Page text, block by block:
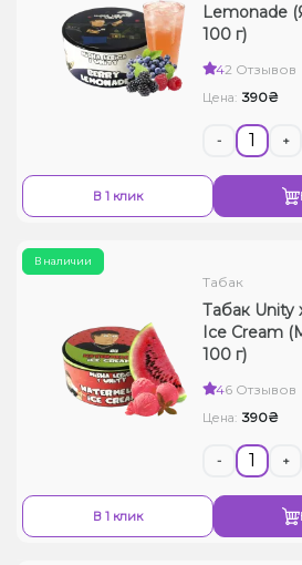
Комплектующие для POD
Жидкости для электронных
Уценка
Lemonade
100 г)
42 Отзывов
Цена: 390₴
- +
В 1 клик
В наличии
Табак
Табак Unity
Ice Cream
100 г)
46 Отзывов
Цена: 390₴
- +
В 1 клик